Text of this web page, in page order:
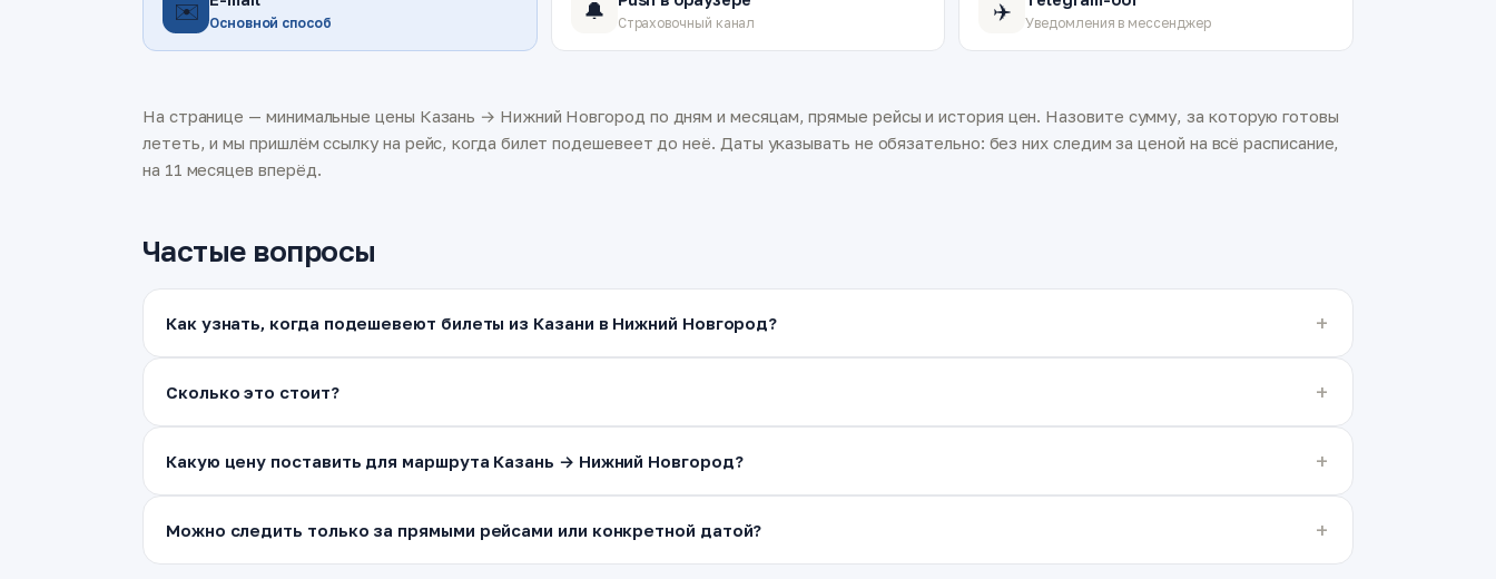
✉️ Основной способ 🔔 Страховочный канал ✈️ Уведомления в мессенджер
На странице — минимальные цены Казань → Нижний Новгород по дням и месяцам, прямые рейсы и история цен. Назовите сумму, за которую готовы
лететь, и мы пришлём ссылку на рейс, когда билет подешевеет до неё. Даты указывать не обязательно: без них следим за ценой на всё расписание,
на 11 месяцев вперёд.
Частые вопросы
Как узнать, когда подешевеют билеты из Казани в Нижний Новгород?
Сколько это стоит?
Какую цену поставить для маршрута Казань → Нижний Новгород?
Можно следить только за прямыми рейсами или конкретной датой?